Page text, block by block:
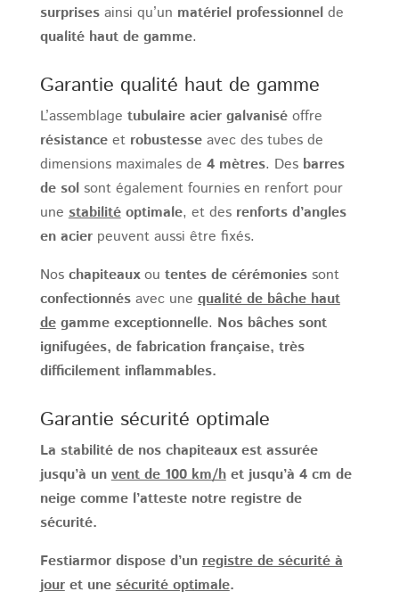
surprisesainsi qu’un matériel professionnelde
qualité haut de gamme.
Garantie qualité haut de gamme
L’assemblage tubulaire acier galvaniséoffre
résistanceet robustesseavec des tubes de
dimensions maximales de 4 mètres. Des barres
de solsont également fournies en renfort pour
unestabilitéoptimale, et des renforts d’angles
en acierpeuvent aussi être fixés.
Nos chapiteauxou tentes de cérémoniessont
confectionnésavec unequalité de bâche haut
degamme exceptionnelle. Nos bâches sont
ignifugées, de fabrication française, très
difficilement inflammables.
Garantie sécurité optimale
La stabilité de nos chapiteaux est assurée
jusqu’à unvent de 100 km/het jusqu’à 4 cm de
neige comme l’atteste notre registre de
sécurité.
Festiarmor dispose d’unregistre de sécurité à
jouret unesécurité optimale.